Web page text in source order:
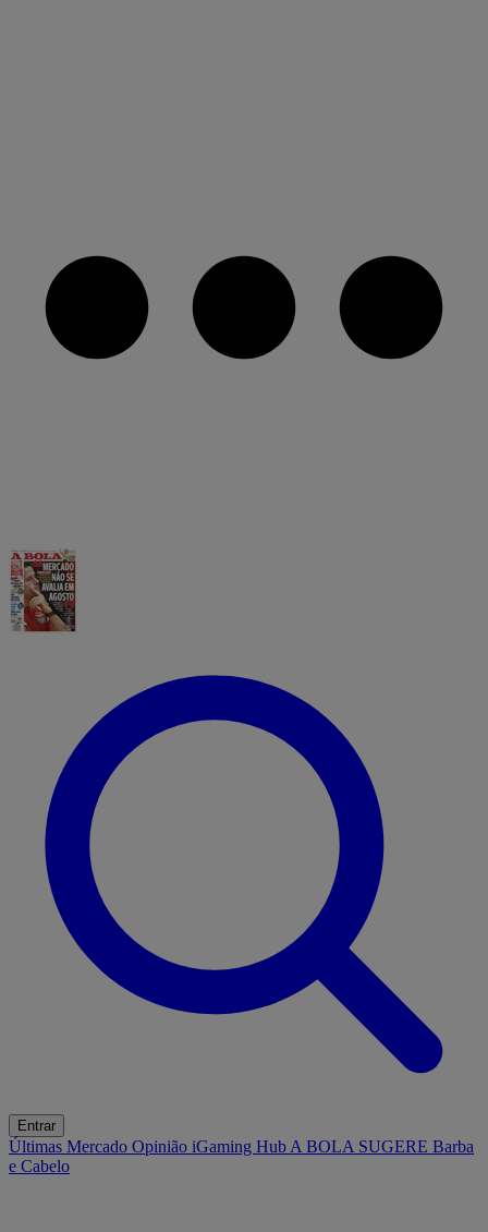
Entrar
Últimas Mercado Opinião iGaming Hub A BOLA SUGERE Barba
e Cabelo